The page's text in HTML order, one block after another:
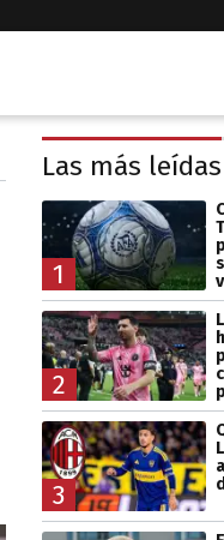
Las más leídas
1
2
3